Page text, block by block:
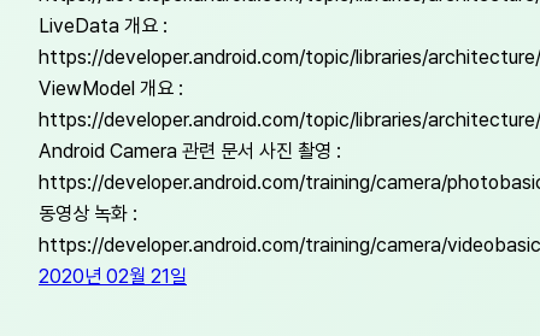
LiveData 개요 :
https://developer.android.com/topic/libraries/
ViewModel 개요 :
https://developer.android.com/topic/libraries/
Android Camera 관련 문서 사진 촬영 :
https://developer.android.com/training/camera/
동영상 녹화 :
https://developer.android.com/training/camera/
2020년 02월 21일